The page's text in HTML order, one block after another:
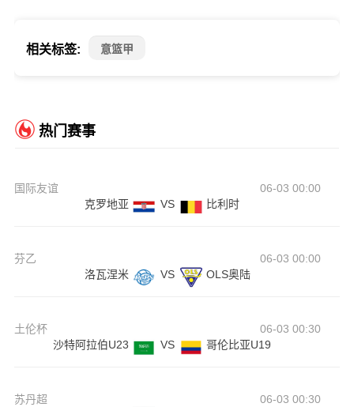
相关标签: 意篮甲
热门赛事
国际友谊
06-03 00:00
克罗地亚
VS 比利时
芬乙
06-03 00:00
洛瓦涅米
VS OLS奥陆
土伦杯
06-03 00:30
沙特阿拉伯U23
VS 哥伦比亚U19
苏丹超
06-03 00:30